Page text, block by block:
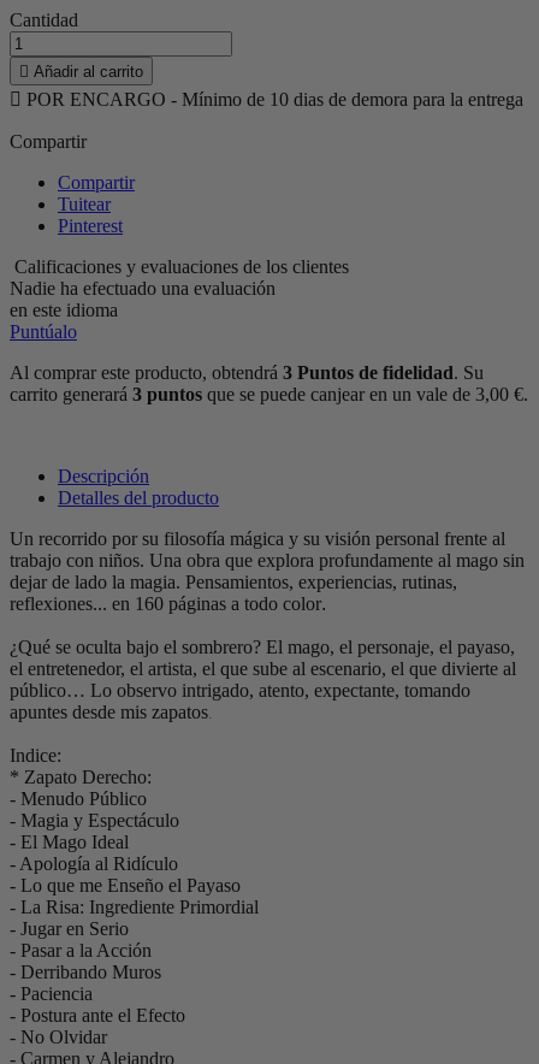
Cantidad
 Añadir al carrito
 POR ENCARGO - Mínimo de 10 dias de demora para la entrega
Compartir
Compartir
Tuitear
Pinterest
Calificaciones y evaluaciones de los clientes
Nadie ha efectuado una evaluación
en este idioma
Puntúalo
Al comprar este producto, obtendrá 3 Puntos de fidelidad. Su
carrito generará 3 puntos que se puede canjear en un vale de 3,00 €.
Descripción
Detalles del producto
Un recorrido por su filosofía mágica y su visión personal frente al
trabajo con niños. Una obra que explora profundamente al mago sin
dejar de lado la magia. Pensamientos, experiencias, rutinas,
reflexiones... en 160 páginas a todo color.
¿Qué se oculta bajo el sombrero? El mago, el personaje, el payaso,
el entretenedor, el artista, el que sube al escenario, el que divierte al
público… Lo observo intrigado, atento, expectante, tomando
apuntes desde mis zapatos.
Indice:
* Zapato Derecho:
- Menudo Público
- Magia y Espectáculo
- El Mago Ideal
- Apología al Ridículo
- Lo que me Enseño el Payaso
- La Risa: Ingrediente Primordial
- Jugar en Serio
- Pasar a la Acción
- Derribando Muros
- Paciencia
- Postura ante el Efecto
- No Olvidar
- Carmen y Alejandro